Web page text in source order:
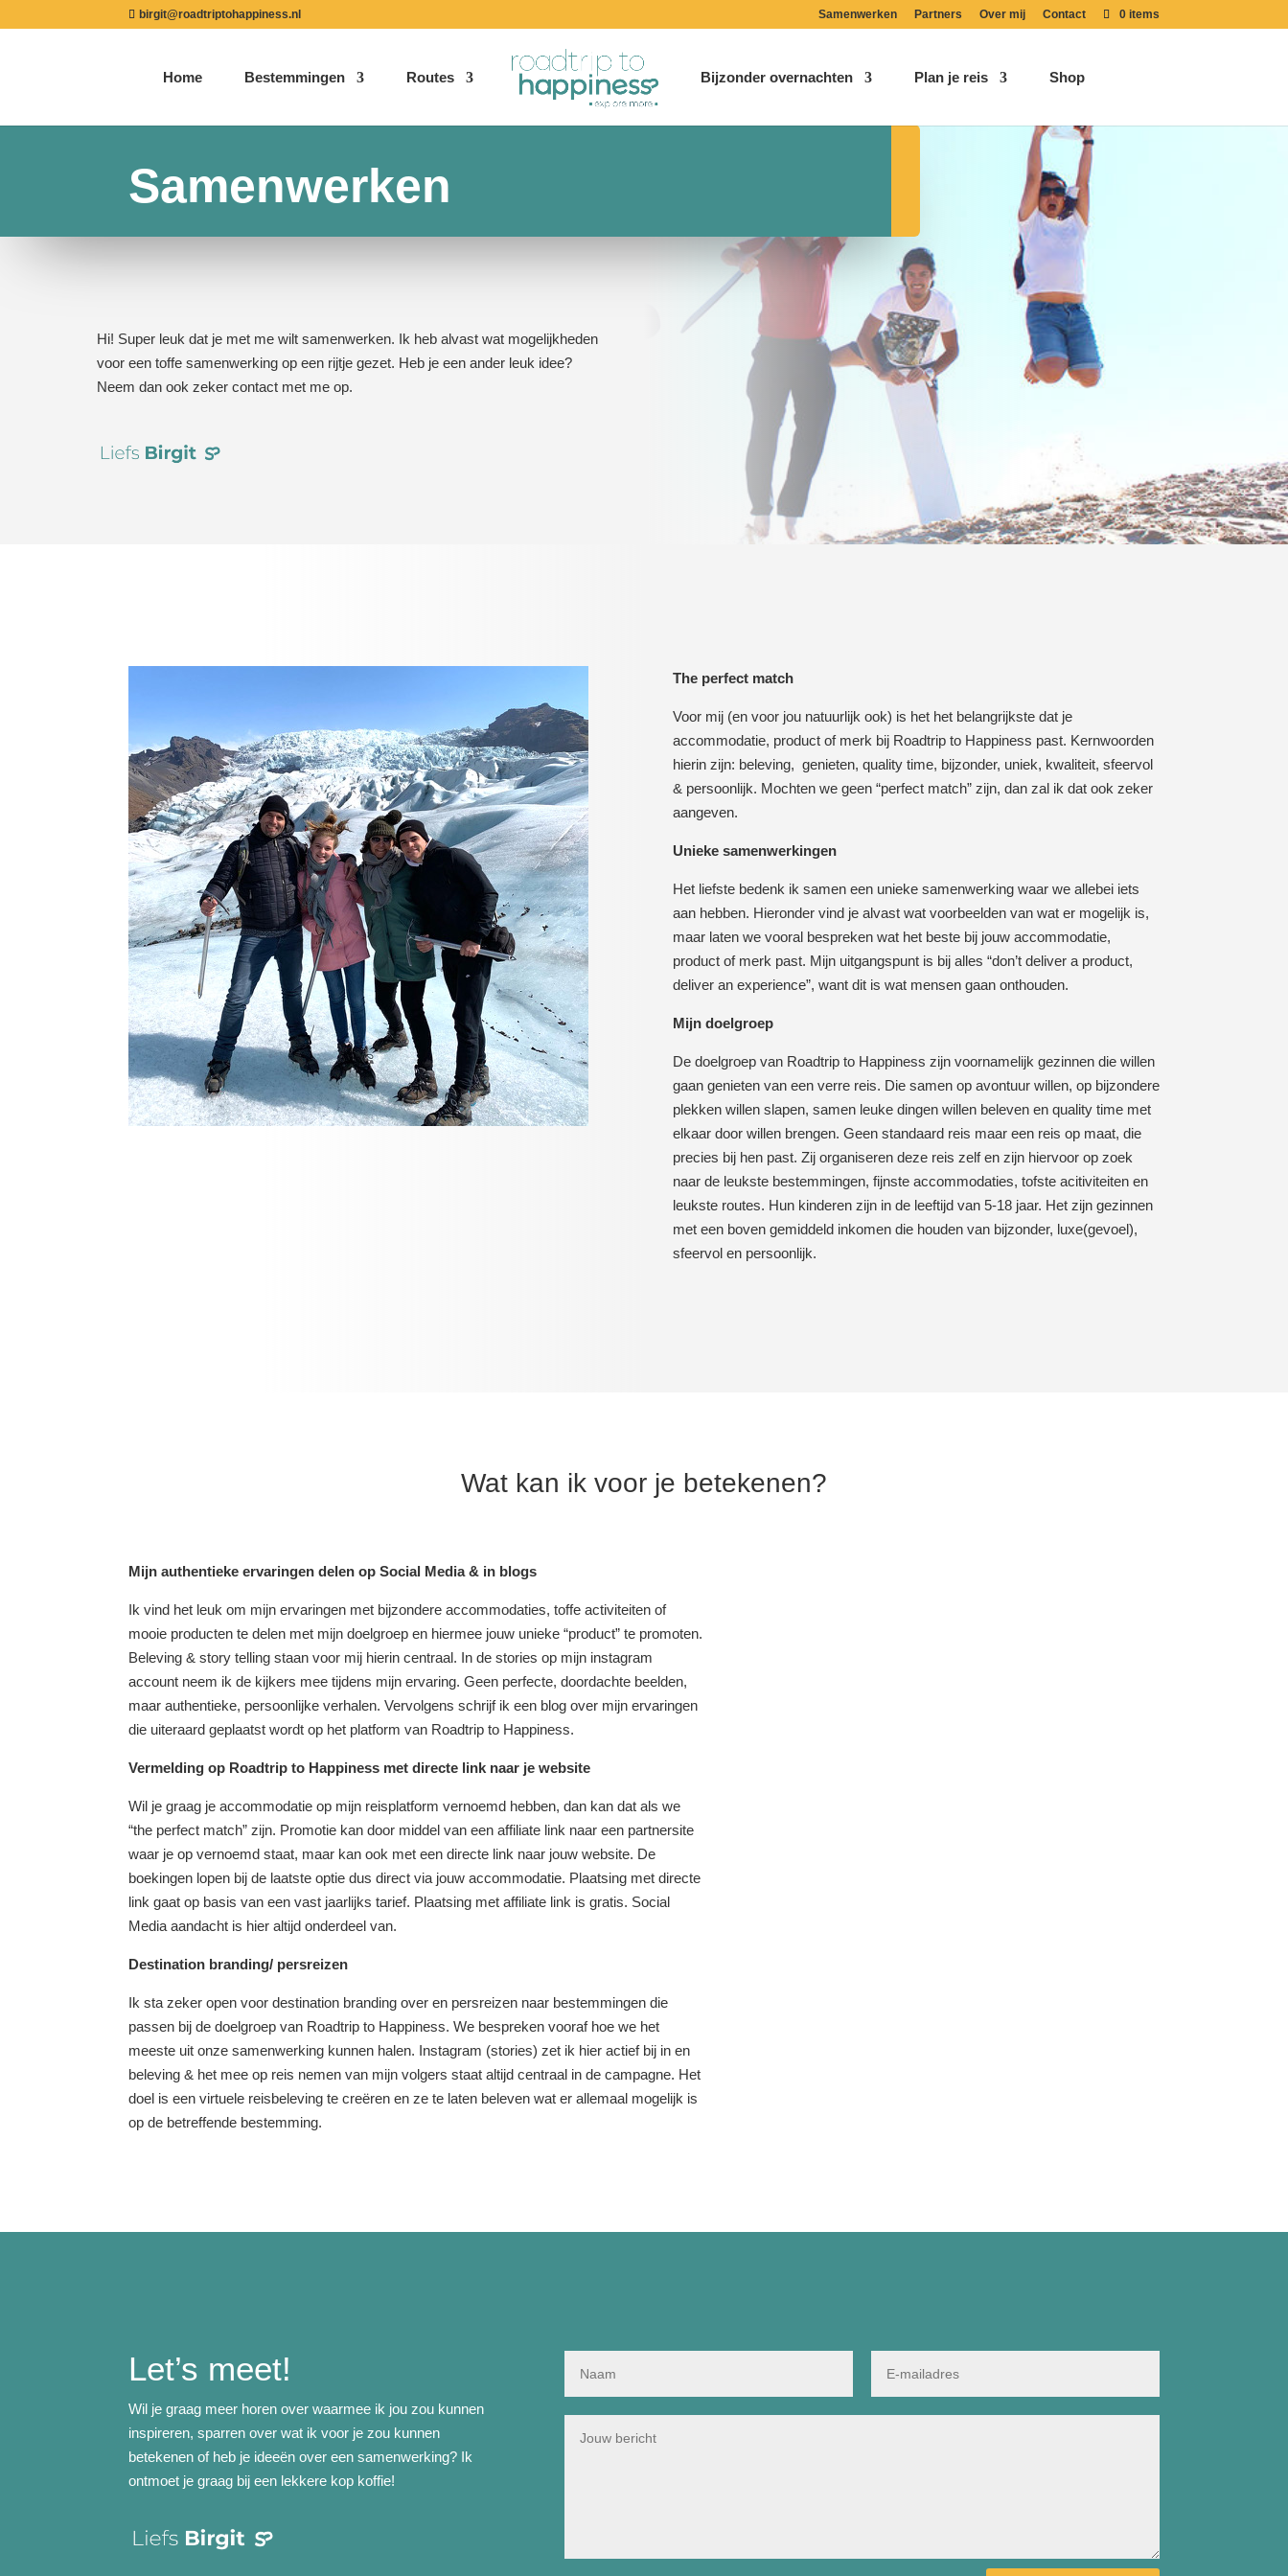
birgit@roadtriptohappiness.nl Samenwerken Partners Over mij Contact 0 items
Home Bestemmingen Routes Bijzonder overnachten Plan je reis Shop
Samenwerken
Hi! Super leuk dat je met me wilt samenwerken. Ik heb alvast wat mogelijkheden
voor een toffe samenwerking op een rijtje gezet. Heb je een ander leuk idee?
Neem dan ook zeker contact met me op.
The perfect match
Voor mij (en voor jou natuurlijk ook) is het het belangrijkste dat je
accommodatie, product of merk bij Roadtrip to Happiness past. Kernwoorden
hierin zijn: beleving, genieten, quality time, bijzonder, uniek, kwaliteit, sfeervol
& persoonlijk. Mochten we geen “perfect match” zijn, dan zal ik dat ook zeker
aangeven.
Unieke samenwerkingen
Het liefste bedenk ik samen een unieke samenwerking waar we allebei iets
aan hebben. Hieronder vind je alvast wat voorbeelden van wat er mogelijk is,
maar laten we vooral bespreken wat het beste bij jouw accommodatie,
product of merk past. Mijn uitgangspunt is bij alles “don’t deliver a product,
deliver an experience”, want dit is wat mensen gaan onthouden.
Mijn doelgroep
De doelgroep van Roadtrip to Happiness zijn voornamelijk gezinnen die willen
gaan genieten van een verre reis. Die samen op avontuur willen, op bijzondere
plekken willen slapen, samen leuke dingen willen beleven en quality time met
elkaar door willen brengen. Geen standaard reis maar een reis op maat, die
precies bij hen past. Zij organiseren deze reis zelf en zijn hiervoor op zoek
naar de leukste bestemmingen, fijnste accommodaties, tofste acitiviteiten en
leukste routes. Hun kinderen zijn in de leeftijd van 5-18 jaar. Het zijn gezinnen
met een boven gemiddeld inkomen die houden van bijzonder, luxe(gevoel),
sfeervol en persoonlijk.
Wat kan ik voor je betekenen?
Mijn authentieke ervaringen delen op Social Media & in blogs
Ik vind het leuk om mijn ervaringen met bijzondere accommodaties, toffe activiteiten of
mooie producten te delen met mijn doelgroep en hiermee jouw unieke “product” te promoten.
Beleving & story telling staan voor mij hierin centraal. In de stories op mijn instagram
account neem ik de kijkers mee tijdens mijn ervaring. Geen perfecte, doordachte beelden,
maar authentieke, persoonlijke verhalen. Vervolgens schrijf ik een blog over mijn ervaringen
die uiteraard geplaatst wordt op het platform van Roadtrip to Happiness.
Vermelding op Roadtrip to Happiness met directe link naar je website
Wil je graag je accommodatie op mijn reisplatform vernoemd hebben, dan kan dat als we
“the perfect match” zijn. Promotie kan door middel van een affiliate link naar een partnersite
waar je op vernoemd staat, maar kan ook met een directe link naar jouw website. De
boekingen lopen bij de laatste optie dus direct via jouw accommodatie. Plaatsing met directe
link gaat op basis van een vast jaarlijks tarief. Plaatsing met affiliate link is gratis. Social
Media aandacht is hier altijd onderdeel van.
Destination branding/ persreizen
Ik sta zeker open voor destination branding over en persreizen naar bestemmingen die
passen bij de doelgroep van Roadtrip to Happiness. We bespreken vooraf hoe we het
meeste uit onze samenwerking kunnen halen. Instagram (stories) zet ik hier actief bij in en
beleving & het mee op reis nemen van mijn volgers staat altijd centraal in de campagne. Het
doel is een virtuele reisbeleving te creëren en ze te laten beleven wat er allemaal mogelijk is
op de betreffende bestemming.
Let’s meet!
Wil je graag meer horen over waarmee ik jou zou kunnen
inspireren, sparren over wat ik voor je zou kunnen
betekenen of heb je ideeën over een samenwerking? Ik
ontmoet je graag bij een lekkere kop koffie!